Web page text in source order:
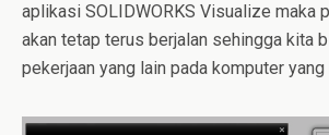
aplikasi SOLIDWORKS Visualize maka
akan tetap terus berjalan sehingga kita
pekerjaan yang lain pada komputer yang